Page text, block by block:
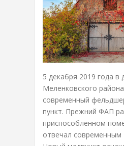
5 декабря 2019 года в
Меленковского
современный
пункт. Прежний ФАП
приспособленном
отвечал современным